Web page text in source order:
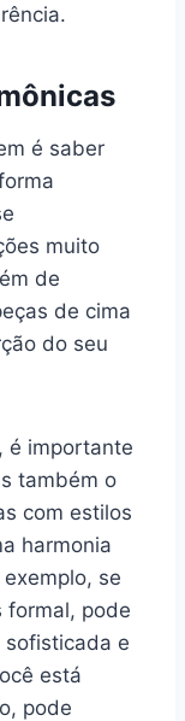
é saber
muito
de
de cima
do seu
é importante
também o
com estilos
harmonia
se
formal, pode
sofisticada e
está
pode